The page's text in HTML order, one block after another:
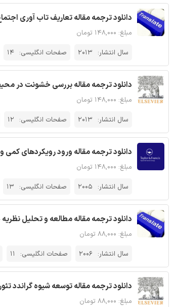
دانلود ترجمه مقاله تعاریف تاب آوری
مبلغ: ۱۴۸,۰۰۰ تومان
سال انتشار: 2013 صفحات انگلیسی: 14
دانلود ترجمه مقاله بررسی خشونت در
مبلغ: ۱۴۸,۰۰۰ تومان
سال انتشار: 2013 صفحات انگلیسی: 12
دانلود ترجمه مقاله ورود رویکردهای
مبلغ: ۱۴۸,۰۰۰ تومان
سال انتشار: 2005 صفحات انگلیسی: 13
دانلود ترجمه مقاله مطالعه و تحلیل نظریه
مبلغ: ۸۸,۰۰۰ تومان
سال انتشار: 2006 صفحات انگلیسی: 11
دانلود ترجمه مقاله توسعه شیوه گراندد
مبلغ: ۸۸,۰۰۰ تومان